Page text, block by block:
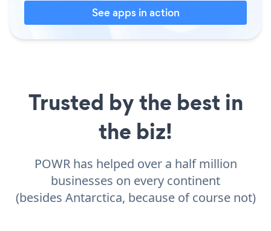
See apps in action
Trusted by the best in
the biz!
POWR has helped over a half million
businesses on every continent
(besides Antarctica, because of course not)